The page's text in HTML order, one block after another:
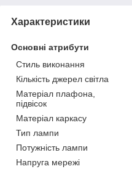
Характеристики
Основні атрибути
Стиль виконання
Кількість джерел світла
Матеріал плафона,
підвісок
Матеріал каркасу
Тип лампи
Потужність лампи
Напруга мережі